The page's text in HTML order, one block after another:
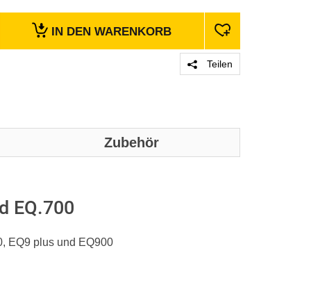
IN DEN WARENKORB
Teilen
Zubehör
EQ.700
EQ9 plus und EQ900